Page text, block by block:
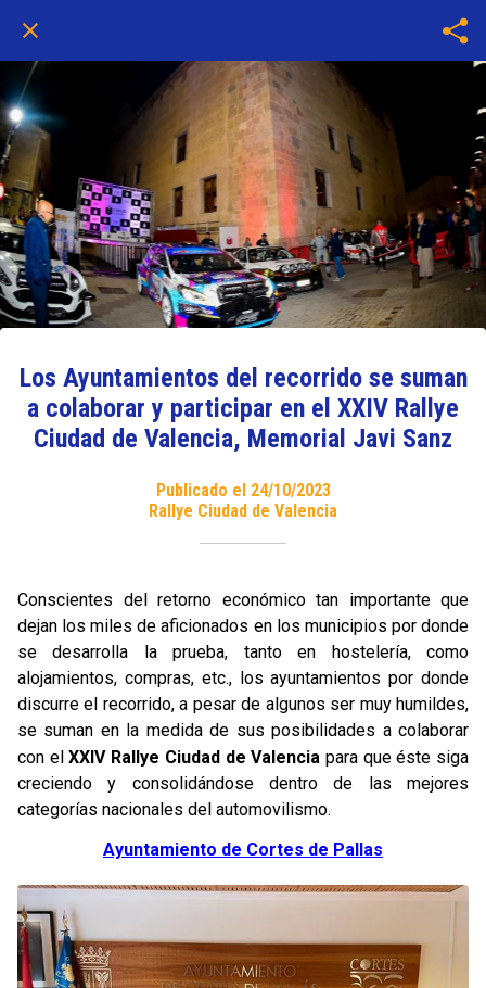
Los Ayuntamientos del recorrido se suman
a colaborar y participar en el XXIV Rallye
Ciudad de Valencia, Memorial Javi Sanz
Publicado el 24/10/2023
Rallye Ciudad de Valencia
Conscientes del retorno económico tan importante que
dejan los miles de aficionados en los municipios por donde
se desarrolla la prueba, tanto en hostelería, como
alojamientos, compras, etc., los ayuntamientos por donde
discurre el recorrido, a pesar de algunos ser muy humildes,
se suman en la medida de sus posibilidades a colaborar
con elXXIV Rallye Ciudad de Valencia para que éste siga
creciendo y consolidándose dentro de las mejores
categorías nacionales del automovilismo.
Ayuntamiento de Cortes de Pallas